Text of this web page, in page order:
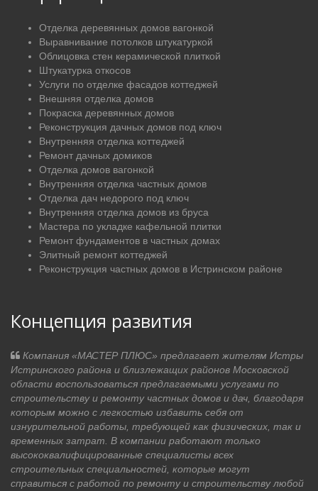
Отделка деревянных домов вагонкой
Выравнивание потолков штукатуркой
Облицовка стен керамической плиткой
Штукатурка откосов
Услуги по отделке фасадов коттеджей
Внешняя отделка домов
Покраска деревянных домов
Реконструкция дачных домов под ключ
Внутренняя отделка коттеджей
Ремонт дачных домиков
Отделка домов вагонкой
Внутренняя отделка частных домов
Отделка дач недорого под ключ
Внутренняя отделка домов из бруса
Мастера по укладке кафельной плитки
Ремонт фундаментов в частных домах
Элитный ремонт коттеджей
Реконструкция частных домов в Истринском районе
Концепция развития
Компания «МАСТЕР ПЛЮС» предлагает жителям Истры
Истринского района и близлежащих районов Московской
области воспользоваться предлагаемыми услугами по
строительству и ремонту частных домов и дач, благодаря
которым можно с легкостью избавить себя от
изнурительной работы, требующей как физических, так и
временных затрат. В компании работают только
высококвалифицированные специалисты всех
строительных специальностей, которые могут
справиться с работой по ремонту и строительству любой